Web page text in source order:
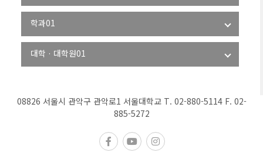
08826 서울시 관악구 관악로1 서울대학교 T. 02-880-5114 F. 02-
885-5272